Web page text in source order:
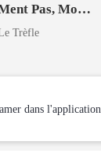
Pas, Mon
Si
Trèfle
dans l'application